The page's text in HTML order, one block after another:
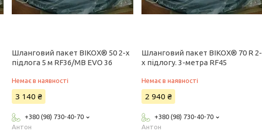
Шланговий пакет BIKOX® 50 2-x
підлога 5 м RF36/MB EVO 36
Немає в наявності
3 140 ₴
+380 (98) 730-40-70
Антон
Шланговий пакет BIKOX® 70 R 2-
x підлогу. 3-метра RF45
Немає в наявності
2 940 ₴
+380 (98) 730-40-70
Антон